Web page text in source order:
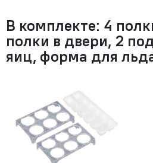
В комплекте: 4
полки в двери, 2
яиц, форма для